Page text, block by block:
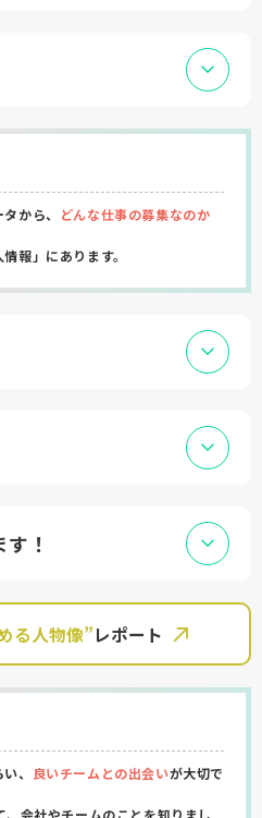
から、
どんな仕事の募集なのか
報」にあります。
！
る人物像”レポート
、 良いチームとの出会いが大切で
会社やチームのことを知りまし